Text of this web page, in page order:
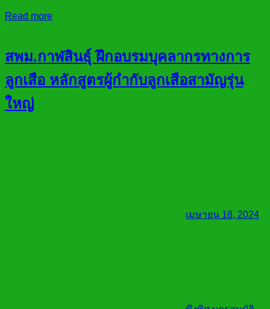
Read more
สพม.กาฬสินธ์ุ ฝึกอบรมบุคลากรทางการ
ลูกเสือ หลักสูตรผู้กำกับลูกเสือสามัญรุ่น
ใหญ่
เมษายน 18, 2024